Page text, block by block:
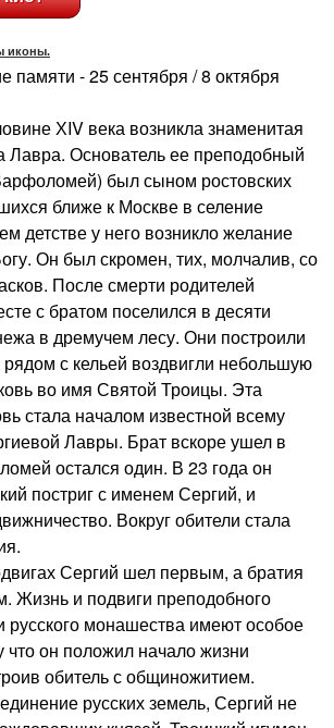
иконы.
- 25 сентября / 8 октября
ХIV века возникла знаменитая
Лавра. Основатель ее преподобный
был сыном ростовских
ближе к Москве в селение
детстве у него возникло желание
Он был скромен, тих, молчалив, со
После смерти родителей
с братом поселился в десяти
в дремучем лесу. Они построили
с кельей воздвигли небольшую
во имя Святой Троицы. Эта
стала началом известной всему
Лавры. Брат вскоре ушел в
остался один. В 23 года он
постриг с именем Сергий, и
Вокруг обители стала
Сергий шел первым, а братия
Жизнь и подвиги преподобного
русского монашества имеют особое
что он положил начало жизни
обитель с общиножитием.
русских земель, Сергий не